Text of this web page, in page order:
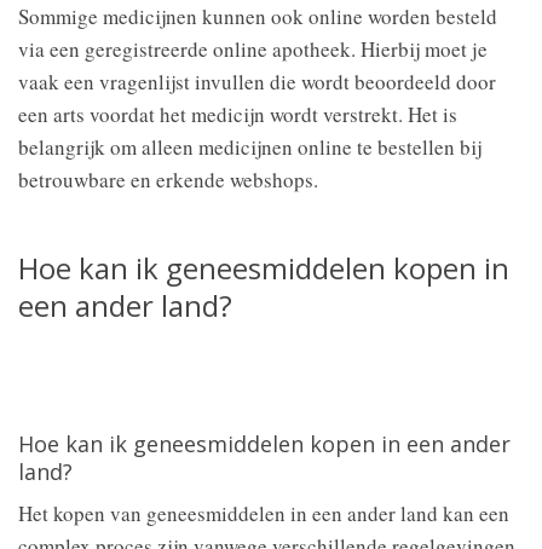
Sommige medicijnen kunnen ook online worden besteld
via een geregistreerde online apotheek. Hierbij moet je
vaak een vragenlijst invullen die wordt beoordeeld door
een arts voordat het medicijn wordt verstrekt. Het is
belangrijk om alleen medicijnen online te bestellen bij
betrouwbare en erkende webshops.
Hoe kan ik geneesmiddelen kopen in
een ander land?
Hoe kan ik geneesmiddelen kopen in een ander
land?
Het kopen van geneesmiddelen in een ander land kan een